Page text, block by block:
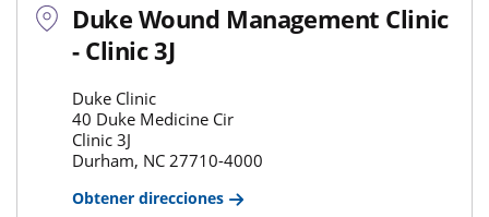
Duke Wound Management Clinic
- Clinic 3J
Duke Clinic
40 Duke Medicine Cir
Clinic 3J
Durham, NC 27710-4000
Obtener direcciones